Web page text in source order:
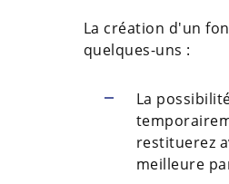
La création d'un
quelques-uns :
La
restituerez
meilleure